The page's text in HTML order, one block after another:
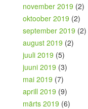
november 2019 (2)
oktoober 2019 (2)
september 2019 (2)
august 2019 (2)
juuli 2019 (5)
juuni 2019 (3)
mai 2019 (7)
aprill 2019 (9)
märts 2019 (6)